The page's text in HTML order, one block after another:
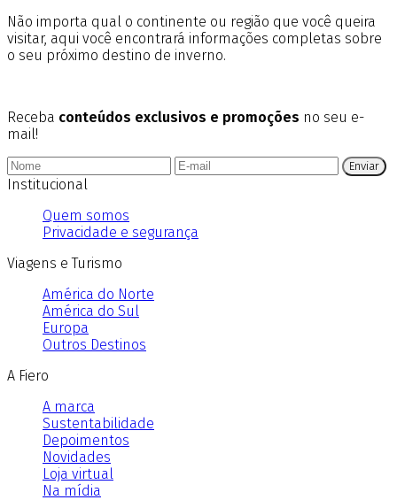
Não importa qual o continente ou região que você queira
visitar, aqui você encontrará informações completas sobre
o seu próximo destino de inverno.
Receba conteúdos exclusivos e promoções no seu e-
mail!
Enviar
Institucional
Quem somos
Privacidade e segurança
Viagens e Turismo
América do Norte
América do Sul
Europa
Outros Destinos
A Fiero
A marca
Sustentabilidade
Depoimentos
Novidades
Loja virtual
Na mídia